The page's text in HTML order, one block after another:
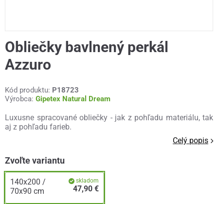
Obliečky bavlnený perkál
Azzuro
Kód produktu: P18723
Výrobca: Gipetex Natural Dream
Luxusne spracované obliečky - jak z pohľadu materiálu, tak
aj z pohľadu farieb.
Celý popis
Zvoľte variantu
140x200 /
70x90 cm
skladom
47,90 €